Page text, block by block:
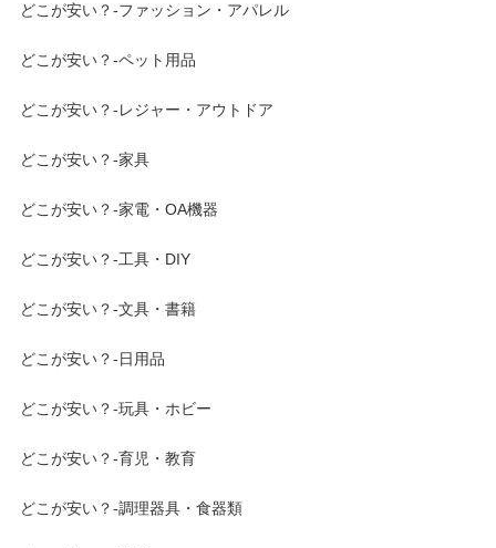
どこが安い？-ファッション・アパレル
どこが安い？-ペット用品
どこが安い？-レジャー・アウトドア
どこが安い？-家具
どこが安い？-家電・OA機器
どこが安い？-工具・DIY
どこが安い？-文具・書籍
どこが安い？-日用品
どこが安い？-玩具・ホビー
どこが安い？-育児・教育
どこが安い？-調理器具・食器類